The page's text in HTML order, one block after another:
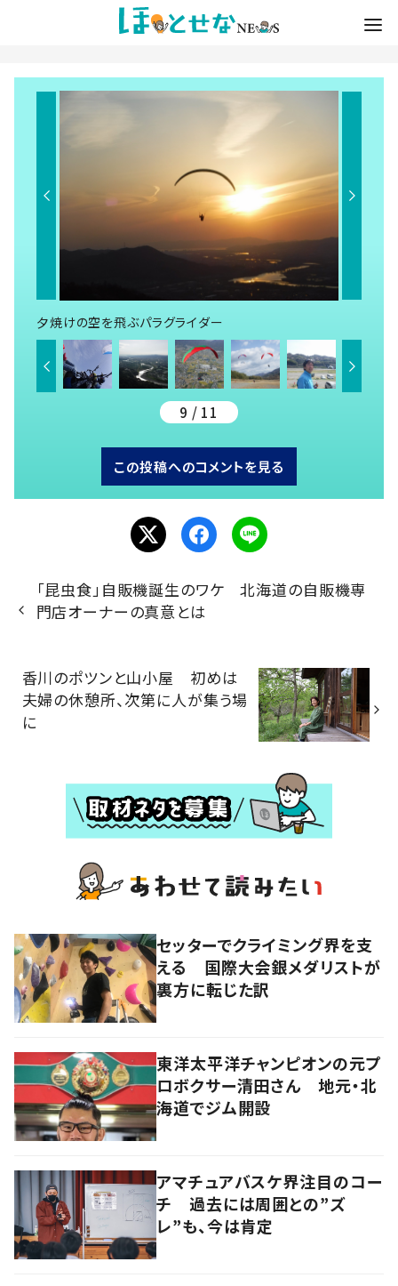
夕焼けの空を飛ぶパラグライダー
9 / 11
この投稿へのコメントを見る
「昆虫食」自販機誕生のワケ 北海道の自販機専
門店オーナーの真意とは
香川のポツンと山小屋 初めは
夫婦の休憩所、次第に人が集う場
に
セッターでクライミング界を支
える 国際大会銀メダリストが
裏方に転じた訳
東洋太平洋チャンピオンの元プ
ロボクサー清田さん 地元・北
海道でジム開設
アマチュアバスケ界注目のコー
チ 過去には周囲との”ズ
レ”も、今は肯定